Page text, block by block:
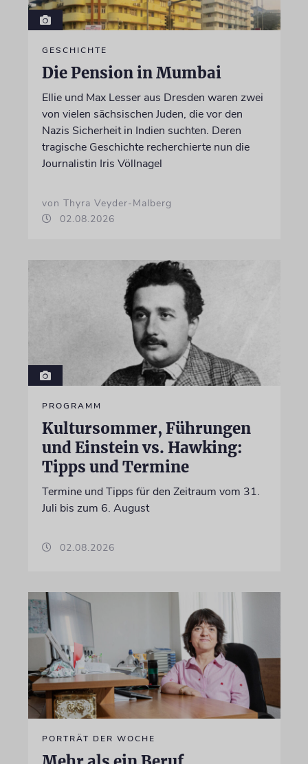
GESCHICHTE
Die Pension in Mumbai
Ellie und Max Lesser aus Dresden waren zwei
von vielen sächsischen Juden, die vor den
Nazis Sicherheit in Indien suchten. Deren
tragische Geschichte recherchierte nun die
Journalistin Iris Völlnagel
von Thyra Veyder-Malberg
02.08.2026
PROGRAMM
Kultursommer, Führungen
und Einstein vs. Hawking:
Tipps und Termine
Termine und Tipps für den Zeitraum vom 31.
Juli bis zum 6. August
02.08.2026
PORTRÄT DER WOCHE